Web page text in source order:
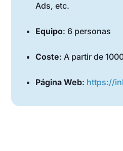
Ads, etc.
Equipo: 6 personas
Coste: A partir de
Página Web: https://